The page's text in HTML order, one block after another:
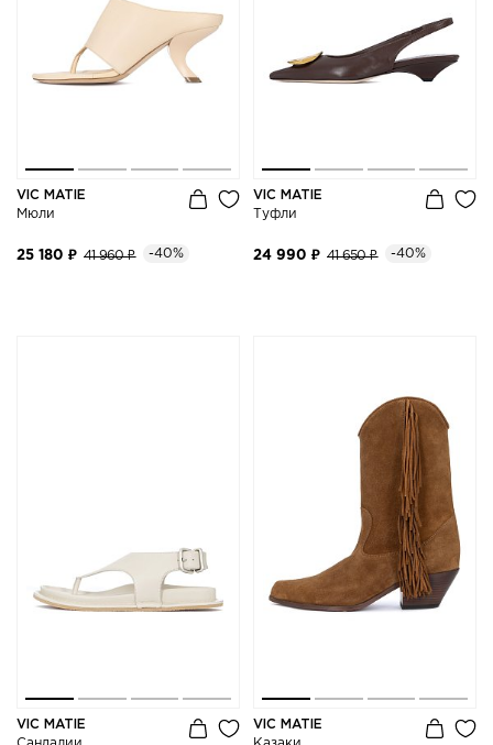
VIC MATIE
Мюли
25 180 ₽ 41 960 ₽ -40%
VIC MATIE
Туфли
24 990 ₽ 41 650 ₽ -40%
VIC MATIE
VIC MATIE